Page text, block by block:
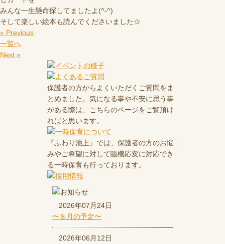
みんな一生懸命探してましたよ(^-^)
そして楽しい絵本も読んでくださいました☆
« Previous
一覧へ
Next »
保護者の方からよくいただくご質問をま
とめました。気になる事や不安に思う事
がある際は、こちらのページをご覧頂け
ればと思います。
『ふわり池上』では、保護者の方のお悩
みやご希望に対して臨機応変に対応でき
る一時保育も行っております。
2026年07月24日
〜８月の予定〜
2026年06月12日